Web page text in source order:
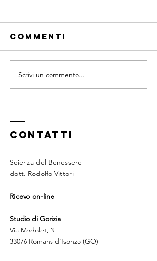
Quando e
come
Commenti
Scrivi un commento...
CONTATTI
Scienza del Benessere
dott. Rodolfo Vittori
Ricevo on-line
Studio di Gorizia
Via Modolet, 3
33076 Romans d'Isonzo (GO)